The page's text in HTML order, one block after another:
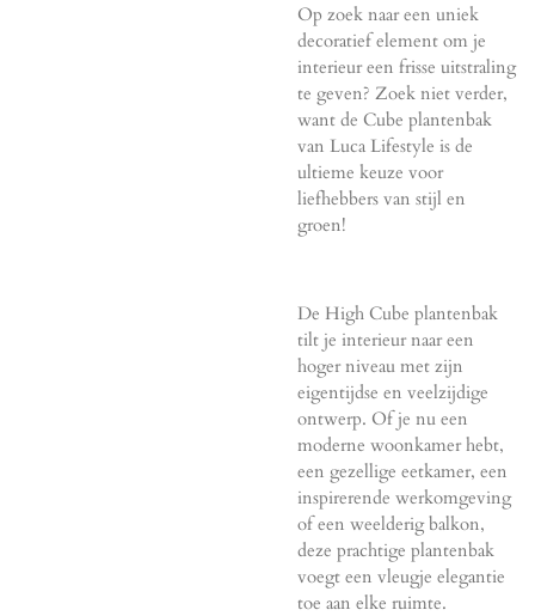
Op zoek naar een uniek
decoratief element om je
interieur een frisse uitstraling
te geven? Zoek niet verder,
want de Cube plantenbak
van Luca Lifestyle is de
ultieme keuze voor
liefhebbers van stijl en
groen!
De High Cube plantenbak
tilt je interieur naar een
hoger niveau met zijn
eigentijdse en veelzijdige
ontwerp. Of je nu een
moderne woonkamer hebt,
een gezellige eetkamer, een
inspirerende werkomgeving
of een weelderig balkon,
deze prachtige plantenbak
voegt een vleugje elegantie
toe aan elke ruimte.